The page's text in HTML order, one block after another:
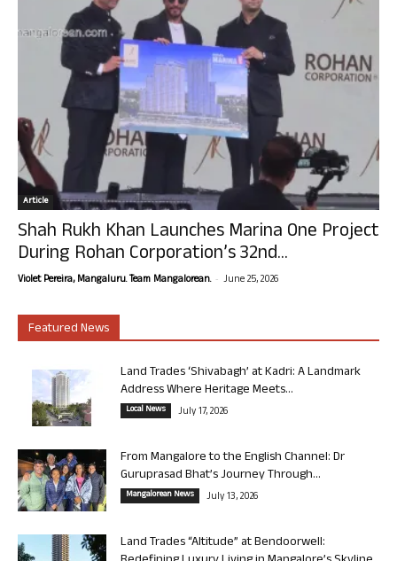
Article
Shah Rukh Khan Launches Marina One Project
During Rohan Corporation’s 32nd...
Violet Pereira, Mangaluru. Team Mangalorean. - June 25, 2026
Featured News
Land Trades ‘Shivabagh’ at Kadri: A Landmark
Address Where Heritage Meets...
Local News July 17, 2026
From Mangalore to the English Channel: Dr
Guruprasad Bhat’s Journey Through...
Mangalorean News July 13, 2026
Land Trades “Altitude” at Bendoorwell: